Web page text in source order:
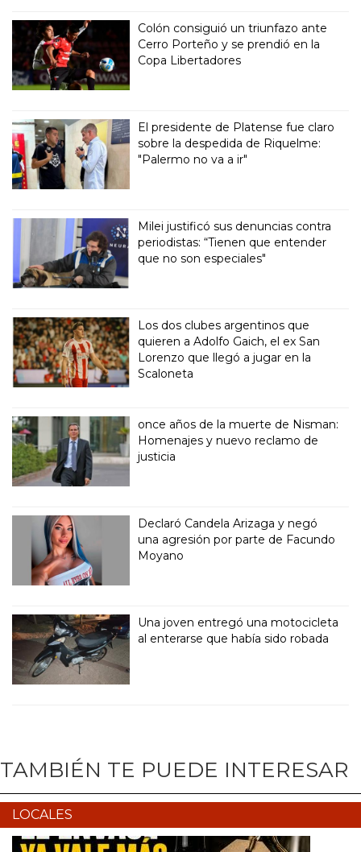
Colón consiguió un triunfazo ante
Cerro Porteño y se prendió en la
Copa Libertadores
El presidente de Platense fue claro
sobre la despedida de Riquelme:
"Palermo no va a ir"
Milei justificó sus denuncias contra
periodistas: “Tienen que entender
que no son especiales"
Los dos clubes argentinos que
quieren a Adolfo Gaich, el ex San
Lorenzo que llegó a jugar en la
Scaloneta
once años de la muerte de Nisman:
Homenajes y nuevo reclamo de
justicia
Declaró Candela Arizaga y negó
una agresión por parte de Facundo
Moyano
Una joven entregó una motocicleta
al enterarse que había sido robada
TAMBIÉN TE PUEDE INTERESAR
LOCALES